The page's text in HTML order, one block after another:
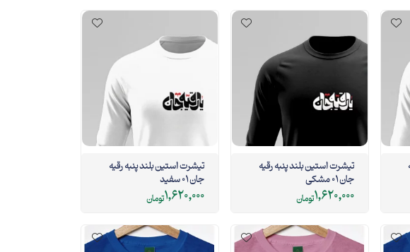
تیشرت استین بلند پنبه رقیه
جان 01 مشکی
1,620,000تومان
تیشرت استین بلند پنبه رقیه
جان 01 سفید
1,620,000تومان